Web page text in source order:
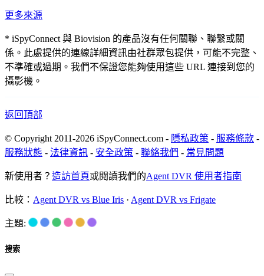
更多來源
* iSpyConnect 與 Biovision 的產品沒有任何關聯、聯繫或關
係。此處提供的連線詳細資訊由社群眾包提供，可能不完整、
不準確或過期。我們不保證您能夠使用這些 URL 連接到您的
攝影機。
返回頂部
© Copyright 2011-2026 iSpyConnect.com - 隱私政策 - 服務條款 -
服務狀態 - 法律資訊 - 安全政策 - 聯絡我們 - 常見問題
新使用者？ 造訪首頁或閱讀我們的Agent DVR 使用者指南
比較： Agent DVR vs Blue Iris · Agent DVR vs Frigate
主題:
搜索